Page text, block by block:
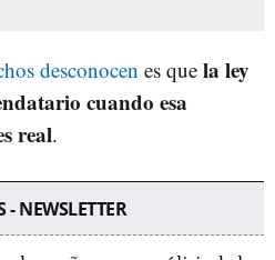
desconocen es que la ley
cuando esa
real.
NEWSLETTER